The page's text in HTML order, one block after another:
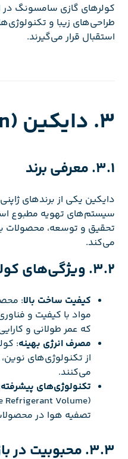
کولرهای گازی سامسونگ در
طراحی‌های زیبا و
استقبال قرار می‌گیرند.
3. دایکین (Daikin)
3.1. معرفی برند
دایکین یکی از برندهای
سیستم‌های تهویه مطبوع
تحقیق و توسعه، محصولات با
می‌کند.
3.2. ویژگی‌های کولرهای گازی دایکین
کیفیت ساخت بالا:
مواد با کیفیت و
که عمر طولانی و
مصرف انرژی بهینه:
از تکنولوژی‌های
می‌کنند.
تکنولوژی‌های پیشرفته
تصفیه هوا در
3.3. محبوبیت در بازار ایران